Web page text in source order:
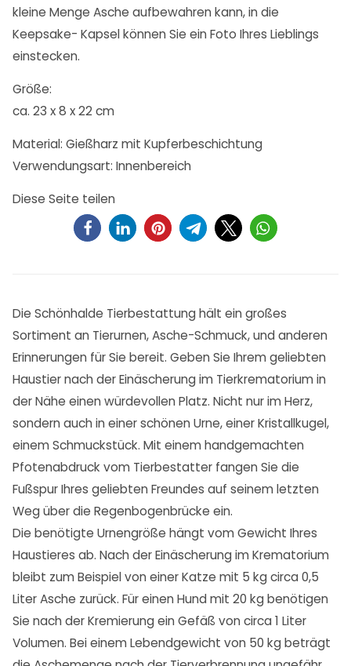
kleine Menge Asche aufbewahren kann, in die
Keepsake- Kapsel können Sie ein Foto Ihres Lieblings
einstecken.
Größe:
ca. 23 x 8 x 22 cm
Material: Gießharz mit Kupferbeschichtung
Verwendungsart: Innenbereich
Diese Seite teilen
Die Schönhalde Tierbestattung hält ein großes
Sortiment an Tierurnen, Asche-Schmuck, und anderen
Erinnerungen für Sie bereit. Geben Sie Ihrem geliebten
Haustier nach der Einäscherung im Tierkrematorium in
der Nähe einen würdevollen Platz. Nicht nur im Herz,
sondern auch in einer schönen Urne, einer Kristallkugel,
einem Schmuckstück. Mit einem handgemachten
Pfotenabdruck vom Tierbestatter fangen Sie die
Fußspur Ihres geliebten Freundes auf seinem letzten
Weg über die Regenbogenbrücke ein.
Die benötigte Urnengröße hängt vom Gewicht Ihres
Haustieres ab. Nach der Einäscherung im Krematorium
bleibt zum Beispiel von einer Katze mit 5 kg circa 0,5
Liter Asche zurück. Für einen Hund mit 20 kg benötigen
Sie nach der Kremierung ein Gefäß von circa 1 Liter
Volumen. Bei einem Lebendgewicht von 50 kg beträgt